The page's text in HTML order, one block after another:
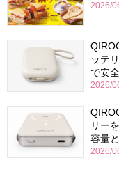
2026/
ッテ
で安
2026/
リー
容量
2026/